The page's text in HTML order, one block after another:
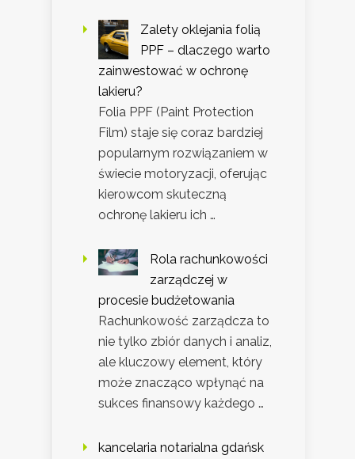
Zalety oklejania folią
PPF – dlaczego warto
zainwestować w ochronę
lakieru?
Folia PPF (Paint Protection
Film) staje się coraz bardziej
popularnym rozwiązaniem w
świecie motoryzacji, oferując
kierowcom skuteczną
ochronę lakieru ich …
Rola rachunkowości
zarządczej w
procesie budżetowania
Rachunkowość zarządcza to
nie tylko zbiór danych i analiz,
ale kluczowy element, który
może znacząco wpłynąć na
sukces finansowy każdego …
kancelaria notarialna gdańsk